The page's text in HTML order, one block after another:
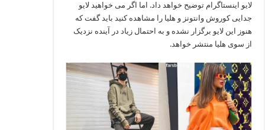
لایو اینستاگرام توضیح خواهد داد. اما اگر می‌ خواهید لایو
جدایی کوروش وانتونز و هلیا را مشاهده کنید باید گفت که
هنوز این لایو برگزار نشده و به احتمال زیاد در آینده نزدیک
از سوی هلیا منتشر خواهد.